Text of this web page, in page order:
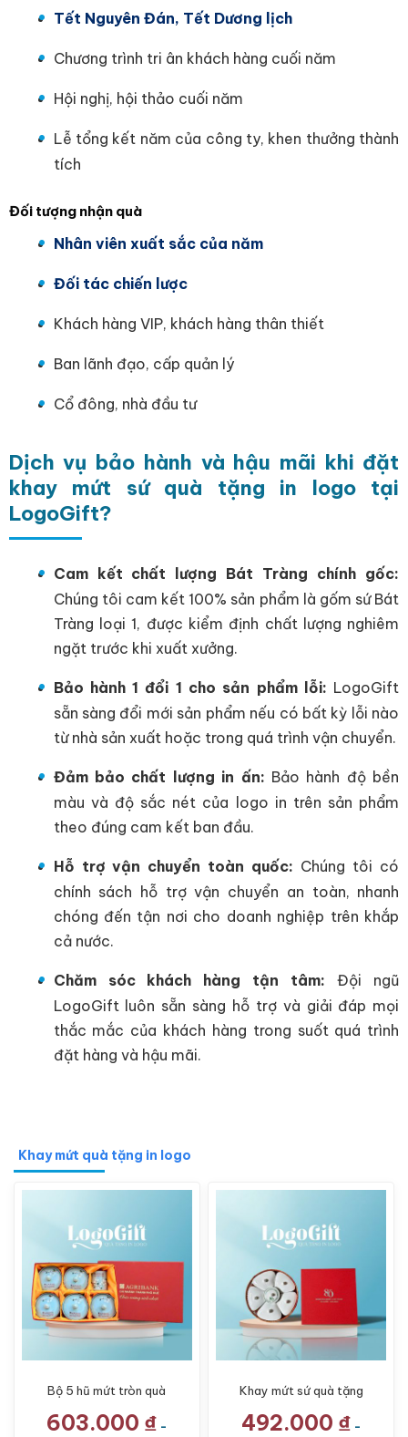
Tết Nguyên Đán, Tết Dương lịch
Chương trình tri ân khách hàng cuối năm
Hội nghị, hội thảo cuối năm
Lễ tổng kết năm của công ty, khen thưởng thành
tích
Đối tượng nhận quà
Nhân viên xuất sắc của năm
Đối tác chiến lược
Khách hàng VIP, khách hàng thân thiết
Ban lãnh đạo, cấp quản lý
Cổ đông, nhà đầu tư
Dịch vụ bảo hành và hậu mãi khi đặt
khay mứt sứ quà tặng in logo tại
LogoGift?
Cam kết chất lượng Bát Tràng chính gốc:
Chúng tôi cam kết 100% sản phẩm là gốm sứ Bát
Tràng loại 1, được kiểm định chất lượng nghiêm
ngặt trước khi xuất xưởng.
Bảo hành 1 đổi 1 cho sản phẩm lỗi: LogoGift
sẵn sàng đổi mới sản phẩm nếu có bất kỳ lỗi nào
từ nhà sản xuất hoặc trong quá trình vận chuyển.
Đảm bảo chất lượng in ấn: Bảo hành độ bền
màu và độ sắc nét của logo in trên sản phẩm
theo đúng cam kết ban đầu.
Hỗ trợ vận chuyển toàn quốc: Chúng tôi có
chính sách hỗ trợ vận chuyển an toàn, nhanh
chóng đến tận nơi cho doanh nghiệp trên khắp
cả nước.
Chăm sóc khách hàng tận tâm: Đội ngũ
LogoGift luôn sẵn sàng hỗ trợ và giải đáp mọi
thắc mắc của khách hàng trong suốt quá trình
đặt hàng và hậu mãi.
Khay mứt quà tặng in logo
Bộ 5 hũ mứt tròn quà
hoa kèm khay gỗ LG-
603.000 ₫ -
Khay mứt sứ quà tặng
hoa đào khay mây LG-
492.000 ₫ -